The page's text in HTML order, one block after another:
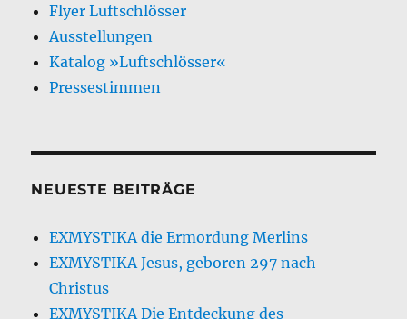
Flyer Luftschlösser
Ausstellungen
Katalog »Luftschlösser«
Pressestimmen
NEUESTE BEITRÄGE
EXMYSTIKA die Ermordung Merlins
EXMYSTIKA Jesus, geboren 297 nach
Christus
EXMYSTIKA Die Entdeckung des